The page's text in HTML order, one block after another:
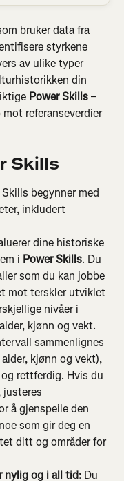
bruker data fra
styrkene
av ulike typer
din
Power Skills –
referanseverdier
Skills
begynner med
inkludert
dine historiske
i Power Skills. Du
som du kan jobbe
mot terskler utviklet
nivåer i
kjønn og vekt.
sammenlignes
kjønn og vekt),
rettferdig. Hvis du
justeres
å gjenspeile den
som gir deg en
ditt og områder for
nylig og i all tid: Du